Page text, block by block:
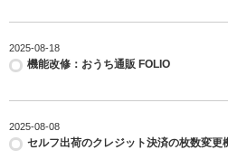
2025-08-18
機能改修：おうち通販 FOLIO
2025-08-08
セルフ出荷のクレジット決済の枚数変更